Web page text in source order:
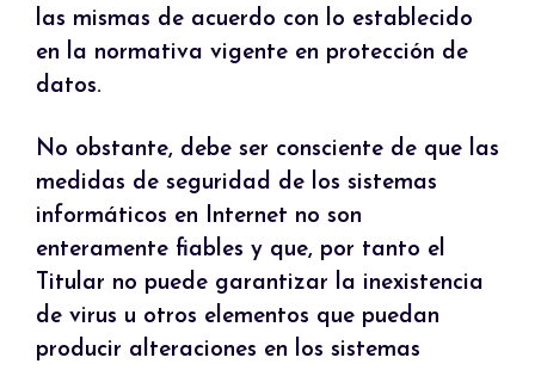
las mismas de acuerdo con lo establecido
en la normativa vigente en protección de
datos.
No obstante, debe ser consciente de que las
medidas de seguridad de los sistemas
informáticos en Internet no son
enteramente fiables y que, por tanto el
Titular no puede garantizar la inexistencia
de virus u otros elementos que puedan
producir alteraciones en los sistemas